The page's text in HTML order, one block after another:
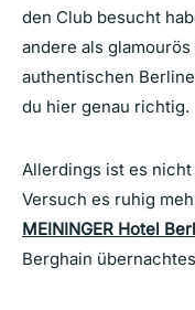
den Club besucht
andere als
authentischen
du hier genau richtig.
Allerdings ist es
Versuch es ruhig
MEININGER Hotel
Berghain